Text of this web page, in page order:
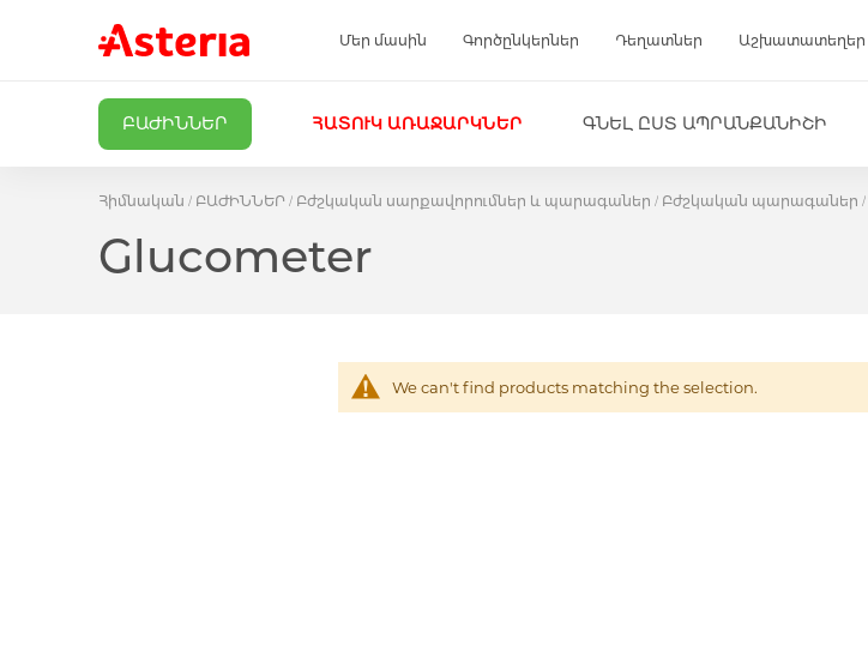
Մեր մասին Գործընկերներ Դեղատներ Աշխատատեղեր
ԲԱԺԻՆՆԵՐ ՀԱՏՈՒԿ ԱՌԱՋԱՐԿՆԵՐ ԳՆԵԼ ԸՍՏ ԱՊՐԱՆՔԱՆԻՇԻ
Հիմնական ԲԱԺԻՆՆԵՐ Բժշկական սարքավորումներ և պարագաներ Բժշկական պարագաներ
Glucometer
We can't find products matching the selection.